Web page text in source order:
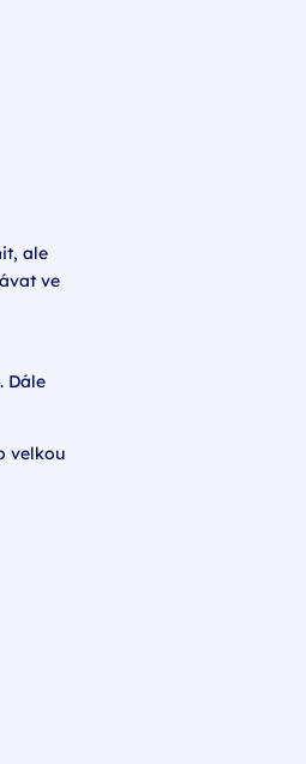
ale
ve
Dále
velkou